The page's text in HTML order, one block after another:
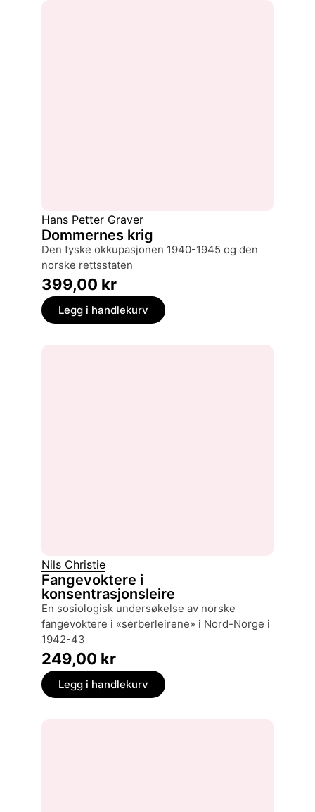
Hans Petter Graver
Dommernes krig
den tyske okkupasjonen 1940-1945 og den
norske rettsstaten
399,00 kr
Legg i handlekurv
Nils Christie
Fangevoktere i
konsentrasjonsleire
en sosiologisk undersøkelse av norske
fangevoktere i «serberleirene» i Nord-Norge i
1942-43
249,00 kr
Legg i handlekurv